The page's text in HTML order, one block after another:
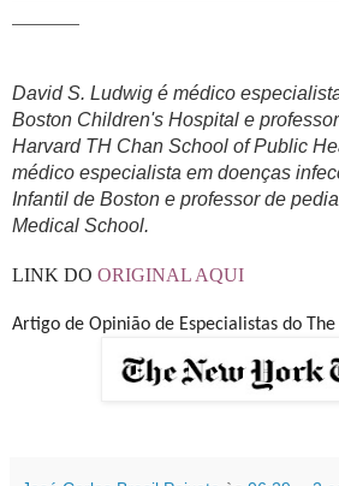
David S. Ludwig é médico
Boston Children's Hospital e
Harvard TH Chan School of Public
médico especialista em doenças
Infantil de Boston e professor de
Medical School.
LINK DO ORIGINAL AQUI
Artigo de Opinião de Especialistas do